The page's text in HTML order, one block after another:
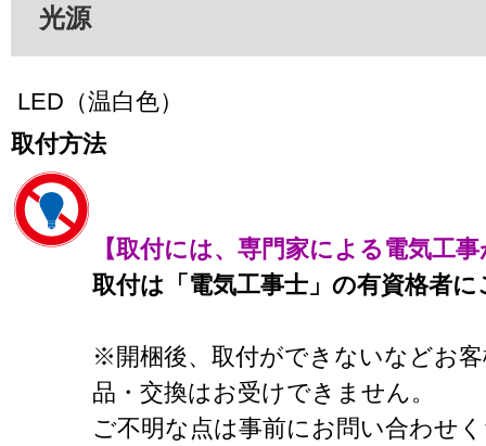
光源
LED（温白色）
取付方法
【取付には、専門家による電気工
取付は「電気工事士」の有資格者
※開梱後、取付ができないなどお
品・交換はお受けできません。
ご不明な点は事前にお問い合わせ